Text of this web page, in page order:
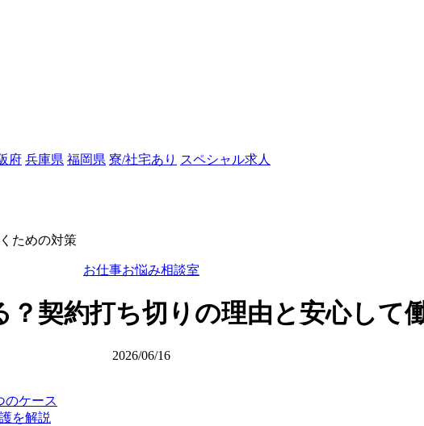
府 兵庫県 福岡県 寮/社宅あり スペシャル求人
ための対策
お仕事お悩み相談室
契約打ち切りの理由と安心して
2026/06/16
のケース
を解説